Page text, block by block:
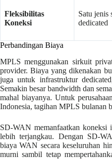
Fleksibilitas
Koneksi
Satu jenis
dedicated
Perbandingan Biaya
MPLS menggunakan sirkuit
provider. Biaya yang dikenakan
juga untuk infrastruktur
Semakin besar bandwidth dan
mahal biayanya. Untuk
Indonesia, tagihan MPLS bulanan
SD-WAN memanfaatkan koneksi
lebih terjangkau. Dengan SD-
biaya WAN secara keseluruhan
murni sambil tetap